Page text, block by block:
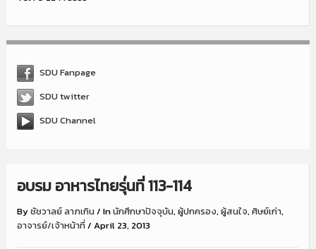
SDU Fanpage
SDU twitter
SDU Channel
อบรม อาหารไทยรุ่่นที่ 113-114
Byชัชวาลย์ ลาภเกิน / Inนักศึกษาปัจจุบัน, ผู้ปกครอง, ผู้สนใจ, ศิษย์เก่า,
อาจารย์/เจ้าหน้าที่/ April 23, 2013